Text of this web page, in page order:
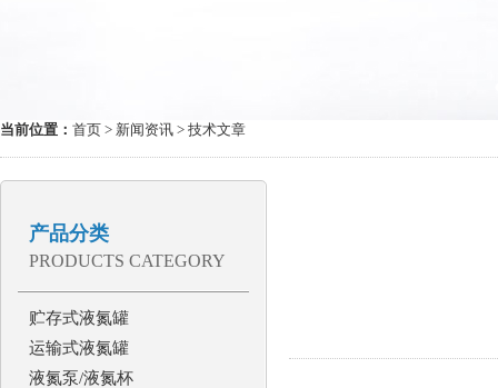
当前位置： 首页 > 新闻资讯 > 技术文章
产品分类
PRODUCTS CATEGORY
贮存式液氮罐
运输式液氮罐
液氮泵/液氮杯